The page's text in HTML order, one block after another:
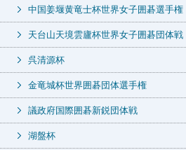
中国姜堰黄竜士杯世界女子囲碁選手権
天台山天境雲廬杯世界女子囲碁団体戦
呉清源杯
金竜城杯世界囲碁団体選手権
議政府国際囲碁新鋭団体戦
湖盤杯